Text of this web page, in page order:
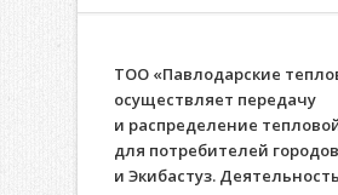
ТОО «Павлодарские
осуществляет передачу
и распределение
для потребителей
и Экибастуз. Деятельность